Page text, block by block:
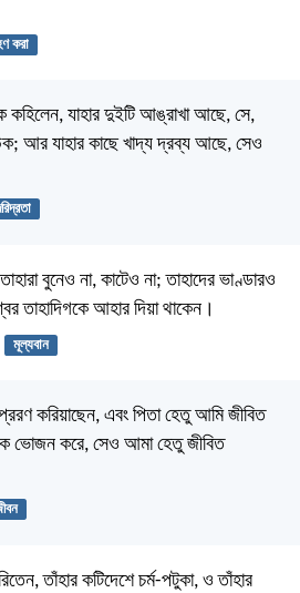
করা
কহিলেন, যাহার দুইটি আঙ্‌রাখা আছে, সে,
আর যাহার কাছে খাদ্য দ্রব্য আছে, সেও
বুনেও না, কাটেও না; তাহাদের ভাণ্ডারও
তাহাদিগকে আহার দিয়া থাকেন।
মূল্যবান
করিয়াছেন, এবং পিতা হেতু আমি জীবিত
ভোজন করে, সেও আমা হেতু জীবিত
তাঁহার কটিদেশে চর্ম-পটুকা, ও তাঁহার